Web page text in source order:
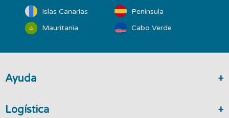
Islas Canarias
Península
Mauritania
Cabo Verde
Ayuda
Logística